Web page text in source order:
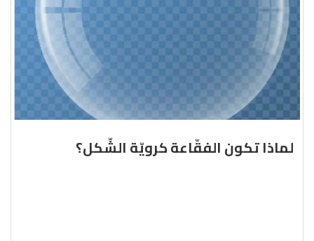
لماذا تكون الفقّاعة كرويّة الشّكل؟